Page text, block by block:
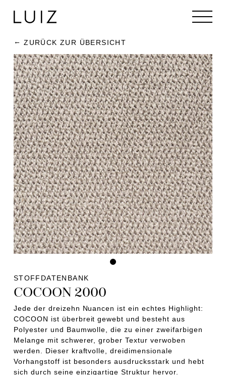
ZURÜCK ZUR ÜBERSICHT
STOFFDATENBANK
COCOON 2000
Jede der dreizehn Nuancen ist ein echtes Highlight:
COCOON ist überbreit gewebt und besteht aus
Polyester und Baumwolle, die zu einer zweifarbigen
Melange mit schwerer, grober Textur verwoben
werden. Dieser kraftvolle, dreidimensionale
Vorhangstoff ist besonders ausdrucksstark und hebt
sich durch seine einzigartige Struktur hervor.